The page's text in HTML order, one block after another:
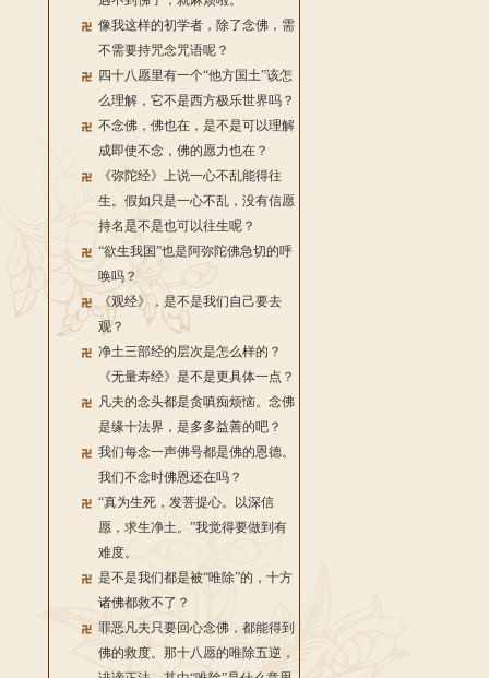
像我这样的初学者，除了念佛，需
不需要持咒念咒语呢？
四十八愿里有一个“他方国土”该怎
么理解，它不是西方极乐世界吗？
不念佛，佛也在，是不是可以理解
成即使不念，佛的愿力也在？
《弥陀经》上说一心不乱能得往
生。假如只是一心不乱，没有信愿
持名是不是也可以往生呢？
“欲生我国”也是阿弥陀佛急切的呼
唤吗？
《观经》，是不是我们自己要去
观？
净土三部经的层次是怎么样的？
《无量寿经》是不是更具体一点？
凡夫的念头都是贪嗔痴烦恼。念佛
是缘十法界，是多多益善的吧？
我们每念一声佛号都是佛的恩德。
我们不念时佛恩还在吗？
“真为生死，发菩提心。以深信
愿，求生净土。”我觉得要做到有
难度。
是不是我们都是被“唯除”的，十方
诸佛都救不了？
罪恶凡夫只要回心念佛，都能得到
佛的救度。那十八愿的唯除五逆，